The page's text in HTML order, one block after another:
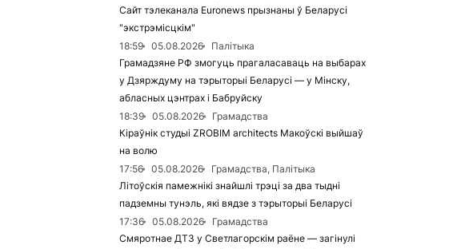
Сайт тэлеканала Euronews прызнаны ў Беларусі
"экстрэмісцкім"
18:59
05.08.2026
Палітыка
Грамадзяне РФ змогуць прагаласаваць на выбарах
у Дзярждуму на тэрыторыі Беларусі — у Мінску,
абласных цэнтрах і Бабруйску
18:39
05.08.2026
Грамадства
Кіраўнік студыі ZROBIM architects Макоўскі выйшаў
на волю
17:56
05.08.2026
Грамадства, Палітыка
Літоўскія памежнікі знайшлі трэці за два тыдні
падземны тунэль, які вядзе з тэрыторыі Беларусі
17:36
05.08.2026
Грамадства
Смяротнае ДТЗ у Светлагорскім раёне — загінулі